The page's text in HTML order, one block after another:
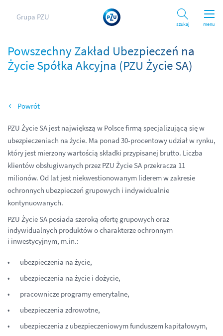
menu
Grupa PZU
Szukaj
Powszechny Zakład Ubezpieczeń na
Życie Spółka Akcyjna (PZU Życie SA)
Wróć
PZU Życie SA jest największą w Polsce firmą specjalizującą się w
ubezpieczeniach na życie. Ma ponad 30-procentowy udział w rynku,
który jest mierzony wartością składki przypisanej brutto. Liczba
klientów obsługiwanych przez PZU Życie SA przekracza 11
milionów. Od lat jest niekwestionowanym liderem w zakresie
ochronnych ubezpieczeń grupowych i indywidualnie
kontynuowanych.
PZU Życie SA posiada szeroką ofertę grupowych oraz
indywidualnych produktów o charakterze ochronnym
i inwestycyjnym, m.in.:
ubezpieczenia na życie,
ubezpieczenia na życie i dożycie,
pracownicze programy emerytalne,
ubezpieczenia zdrowotne,
ubezpieczenia z ubezpieczeniowym funduszem kapitałowym,